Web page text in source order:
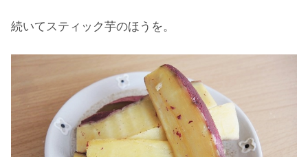
続いてスティック芋のほうを。